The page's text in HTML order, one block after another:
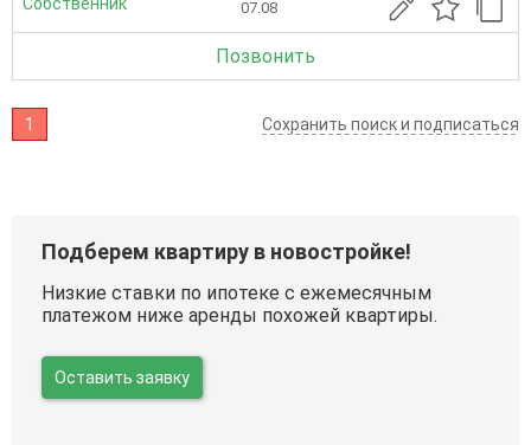
07.08
Позвонить
1 Сохранить поиск и подписаться
Подберем квартиру в новостройке!
Низкие ставки по ипотеке с ежемесячным
платежом ниже аренды похожей квартиры.
Оставить заявку